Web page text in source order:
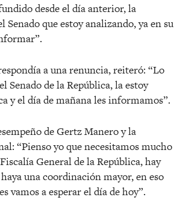
desde el día anterior, la
que estoy analizando, ya en su
a una renuncia, reiteró: “Lo
Senado de la República, la estoy
y el día de mañana les informamos”.
de Gertz Manero y la
“Pienso yo que necesitamos mucho
General de la República, hay
una coordinación mayor, en eso
vamos a esperar el día de hoy”.